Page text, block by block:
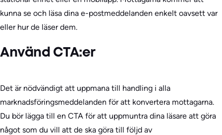
kunna se och läsa dina e-postmeddelanden enkelt oavsett var
eller hur de läser dem.
Använd CTA:er
Det är nödvändigt att uppmana till handling i alla
marknadsföringsmeddelanden för att konvertera mottagarna.
Du bör lägga till en CTA för att uppmuntra dina läsare att göra
något som du vill att de ska göra till följd av